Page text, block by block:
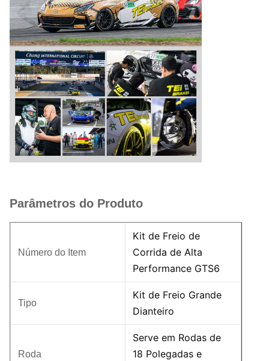
Parâmetros do Produto
Número do Item
Kit de Freio de
Corrida de Alta
Performance GTS6
Tipo
Kit de Freio Grande
Dianteiro
Roda
Serve em Rodas de
18 Polegadas e